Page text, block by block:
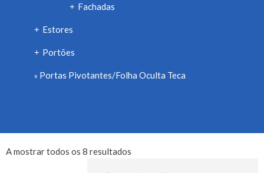
+ Fachadas
+ Estores
+ Portões
Portas Pivotantes/Folha Oculta Teca
A mostrar todos os 8 resultados